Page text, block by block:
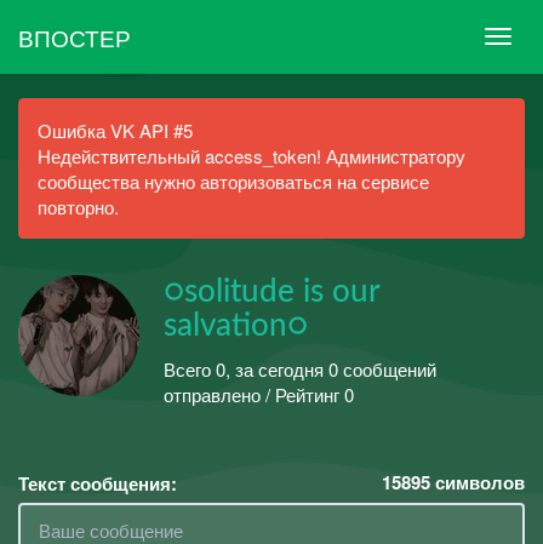
ВПОСТЕР
Ошибка VK API #5
Недействительный access_token! Администратору
сообщества нужно авторизоваться на сервисе
повторно.
○solitude is our
salvation○
Всего 0, за сегодня 0 сообщений
отправлено / Рейтинг 0
Текст сообщения: 15895символов